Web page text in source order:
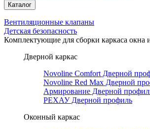
Каталог
Вентиляционные клапаны
Детская безопасность
Комплектующие для сборки каркаса
Дверной каркас
Novoline Comfort Дверной
Novoline Red Мax Дверной
Армирование Дверной
РЕХАУ Дверной профиль
Оконный каркас